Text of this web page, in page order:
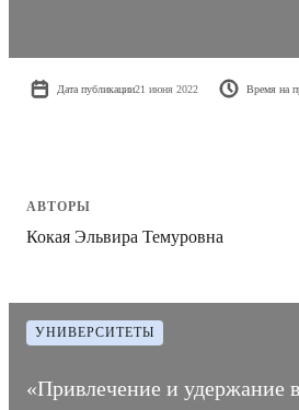
Дата публикации21 июня 2022 Время на
АВТОРЫ
Кокая Эльвира Темуровна
УНИВЕРСИТЕТЫ
«Привлечение и удержание